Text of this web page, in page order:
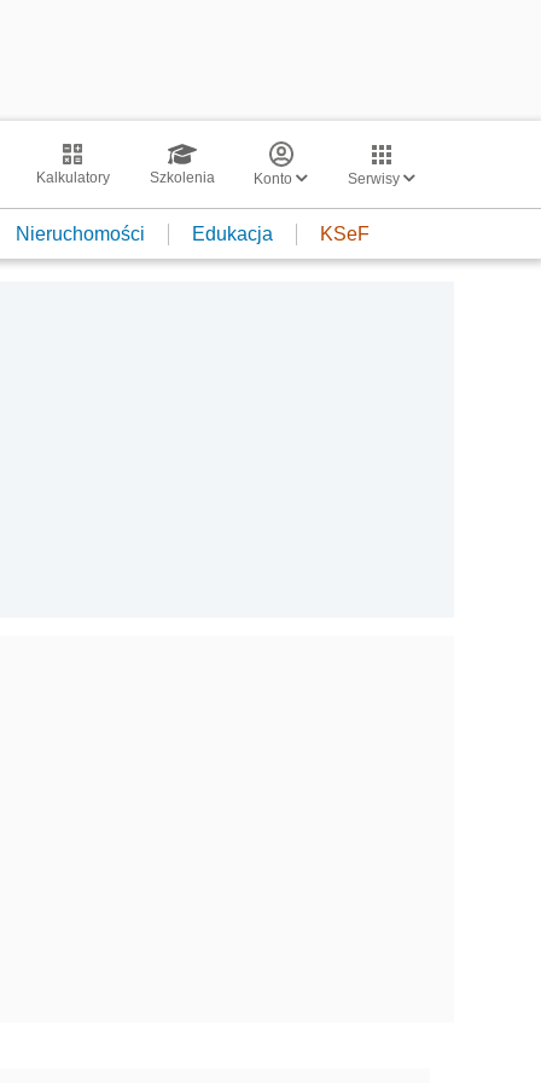
Kalkulatory Szkolenia Konto Serwisy
Nieruchomości Edukacja KSeF